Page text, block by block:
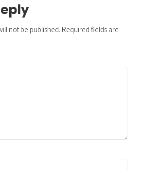
not be published. Required fields are